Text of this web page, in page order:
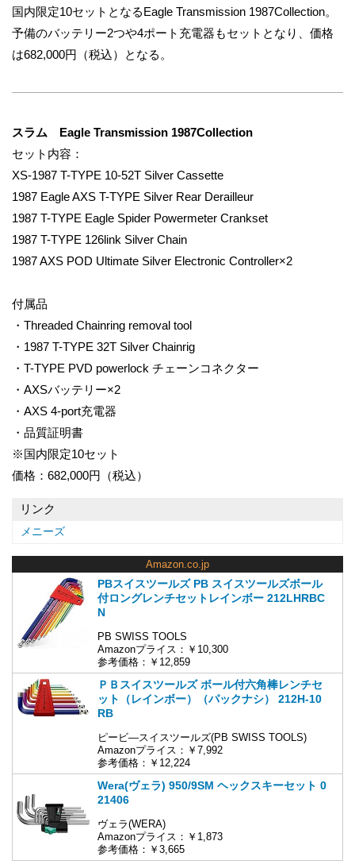
国内限定10セットとなるEagle Transmission 1987Collection。
予備のバッテリー2つや4ポート充電器もセットとなり、価格
は682,000円（税込）となる。
スラム Eagle Transmission 1987Collection
セット内容：
XS-1987 T-TYPE 10-52T Silver Cassette
1987 Eagle AXS T-TYPE Silver Rear Derailleur
1987 T-TYPE Eagle Spider Powermeter Crankset
1987 T-TYPE 126link Silver Chain
1987 AXS POD Ultimate Silver Electronic Controller×2
付属品
・Threaded Chainring removal tool
・1987 T-TYPE 32T Silver Chainrig
・T-TYPE PVD powerlock チェーンコネクター
・AXSバッテリー×2
・AXS 4-port充電器
・品質証明書
※国内限定10セット
価格：682,000円（税込）
リンク
メニーズ
Amazon.co.jp
PBスイスツールズ PB スイスツールズボール
付ロングレンチセットレインボー 212LHRBC
N
PB SWISS TOOLS
Amazonプライス：￥10,300
参考価格：￥12,859
ＰＢスイスツールズ ボール付六角棒レンチセ
ット（レインボー）（パックナシ） 212H-10
RB
ピービ―スイスツールズ(PB SWISS TOOLS)
Amazonプライス：￥7,992
参考価格：￥12,224
Wera(ヴェラ) 950/9SM ヘックスキーセット 0
21406
ヴェラ(WERA)
Amazonプライス：￥1,873
参考価格：￥3,665